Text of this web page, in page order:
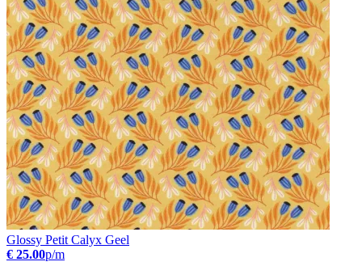
Glossy Petit Calyx Geel
€ 25.00p/m